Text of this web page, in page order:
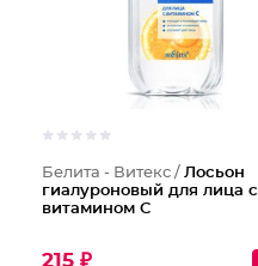
Белита - Витекс / Лосьон
гиалуроновый для лица с
витамином С
215 ₽